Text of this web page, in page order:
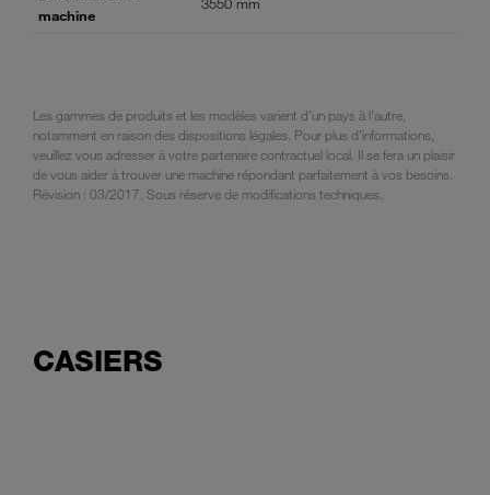
machine
3550 mm
Les gammes de produits et les modèles varient d’un pays à l’autre,
notamment en raison des dispositions légales. Pour plus d’informations,
veuillez vous adresser à votre partenaire contractuel local. Il se fera un plaisir
de vous aider à trouver une machine répondant parfaitement à vos besoins.
Révision : 03/2017. Sous réserve de modifications techniques.
CASIERS